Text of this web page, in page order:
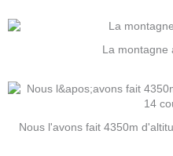
La montagne
Nous l'avons fait 4350m